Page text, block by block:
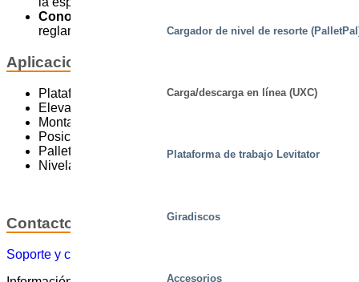
Cargador de nivel de resorte
Carga/descarga en línea (UXC)
Plataforma de trabajo Levitator
Giradiscos
Accesorios
Conocimientos
reglamentación
Aplicaciones clave
Plataformas de trabajo
Elevadores en líneas transportadoras
Montacargas
Posicionadores de trabajo
PalletPals
Niveladores
Contacto
Soporte y contacto